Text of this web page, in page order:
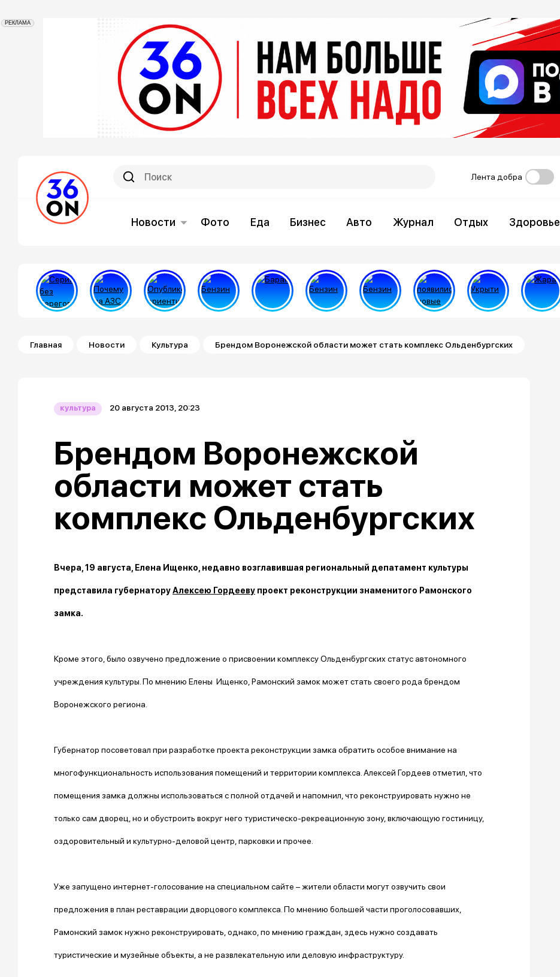
РЕКЛАМА
Лента добра
Новости Фото Еда Бизнес Авто Журнал Отдых Здоровье
Строка навигации
Главная Новости Культура Брендом Воронежской области может стать комплекс Ольденбургских
культура 20 августа 2013, 20:23
Брендом Воронежской
области может стать
комплекс Ольденбургских
Вчера, 19 августа, Елена Ищенко, недавно возглавившая региональный депатамент культуры
представила губернаторуАлексею Гордееву проект реконструкции знаменитого Рамонского
замка.
Кроме этого, было озвучено предложение о присвоении комплексу Ольденбургских статус автономного
учреждения культуры. По мнению Елены Ищенко, Рамонский замок может стать своего рода брендом
Воронежского региона.
Губернатор посоветовал при разработке проекта реконструкции замка обратить особое внимание на
многофункциональность использования помещений и территории комплекса. Алексей Гордеев отметил, что
помещения замка должны использоваться с полной отдачей и напомнил, что реконструировать нужно не
только сам дворец, но и обустроить вокруг него туристическо-рекреационную зону, включающую гостиницу,
оздоровительный и культурно-деловой центр, парковки и прочее.
Уже запущено интернет-голосование на специальном сайте – жители области могут озвучить свои
предложения в план реставрации дворцового комплекса. По мнению большей части проголосовавших,
Рамонский замок нужно реконструировать, однако, по мнению граждан, здесь нужно создавать
туристические и музейные объекты, а не развлекательную или деловую инфраструктуру.